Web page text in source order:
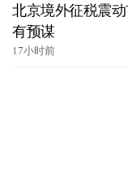
北京境外征税震
有预谋
17小时前